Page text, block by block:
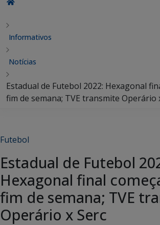
Informativos
Notícias
Estadual de Futebol 2022: Hexagonal
fim de semana; TVE transmite Operário
Futebol
Estadual de Futebol
Hexagonal final
fim de semana; TVE
Operário x Serc